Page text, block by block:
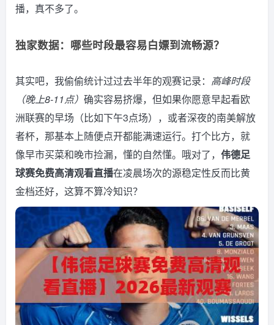
播，真不多了。
独家数据：哪些时段最容易白嫖到流畅源？
其实吧，我偷偷统计过过去半年的观赛记录： 高峰时段
（晚上8-11点） 确实容易挤爆，但如果你愿意早起看欧
洲联赛的早场（比如下午3点场），或者深夜的南美解放
者杯，那基本上随便点开都能满速运行。打个比方，就
像早市买菜和晚市捡漏，懂的自然懂。哦对了， 伟德足
球赛免费高清观看直播在凌晨场次的源稳定性反而比黄
金档还好，这算不算冷知识？